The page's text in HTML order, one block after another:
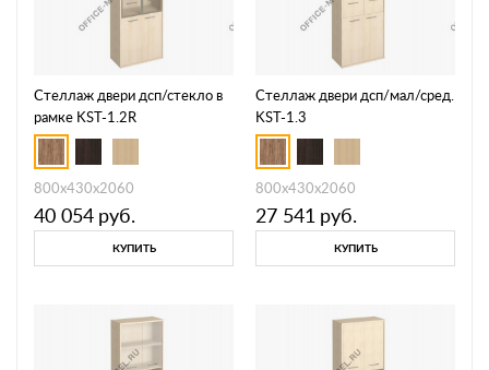
Стеллаж двери дсп/стекло в
рамке KST-1.2R
800х430х2060
40 054 руб.
КУПИТЬ
Стеллаж двери дсп/мал/сред.
KST-1.3
800х430х2060
27 541 руб.
КУПИТЬ